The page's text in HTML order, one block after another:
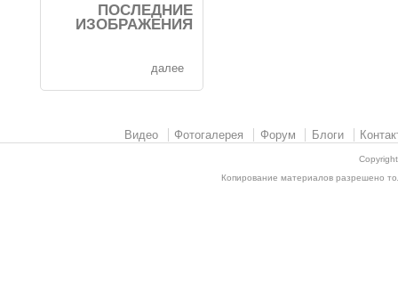
ПОСЛЕДНИЕ
ИЗОБРАЖЕНИЯ
далее
Видео Фотогалерея Форум Блоги
Копирование материалов разрешено